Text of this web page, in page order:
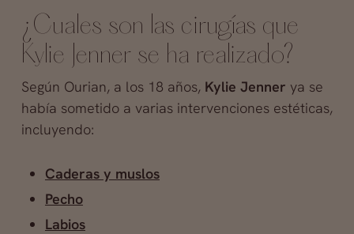
¿Cuales son las cirugías que
Kylie Jenner se ha realizado?
Según Ourian, a los 18 años, Kylie Jenner ya se
había sometido a varias intervenciones estéticas,
incluyendo:
Caderas y muslos
Pecho
Labios